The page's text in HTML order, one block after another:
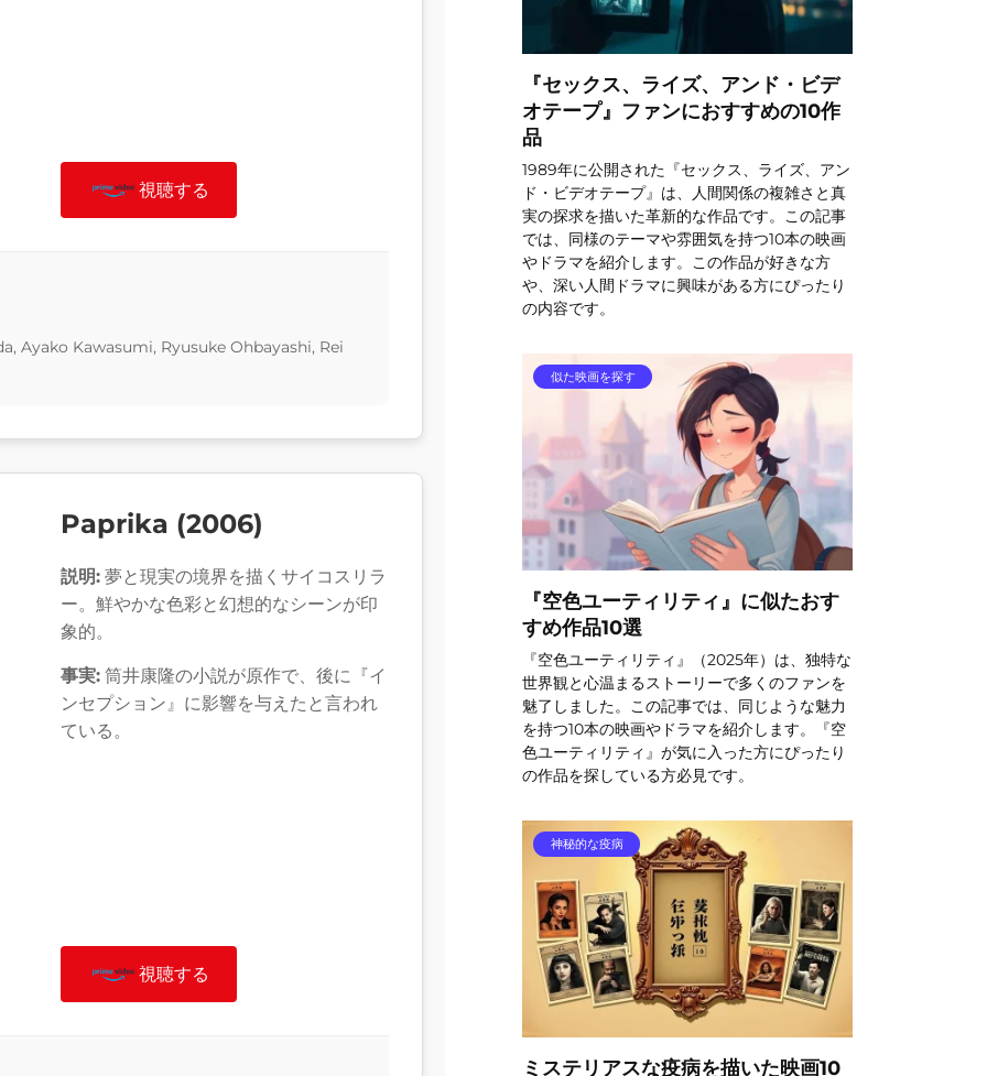
視聴する
Ayako Kawasumi, Ryusuke Ohbayashi, Rei
Paprika (2006)
説明: 夢と現実の境界を描くサイコスリラ
ー。鮮やかな色彩と幻想的なシーンが印
象的。
事実: 筒井康隆の小説が原作で、後に『イ
ンセプション』に影響を与えたと言われ
ている。
視聴する
『セックス、ライズ、アンド・ビデ
オテープ』ファンにおすすめの10作
品
1989年に公開された『セックス、ライズ、アン
ド・ビデオテープ』は、人間関係の複雑さと真
実の探求を描いた革新的な作品です。この記事
では、同様のテーマや雰囲気を持つ10本の映画
やドラマを紹介します。この作品が好きな方
や、深い人間ドラマに興味がある方にぴったり
の内容です。
似た映画を探す
『空色ユーティリティ』に似たおす
すめ作品10選
『空色ユーティリティ』（2025年）は、独特な
世界観と心温まるストーリーで多くのファンを
魅了しました。この記事では、同じような魅力
を持つ10本の映画やドラマを紹介します。『空
色ユーティリティ』が気に入った方にぴったり
の作品を探している方必見です。
神秘的な疫病
ミステリアスな疫病を描いた映画10